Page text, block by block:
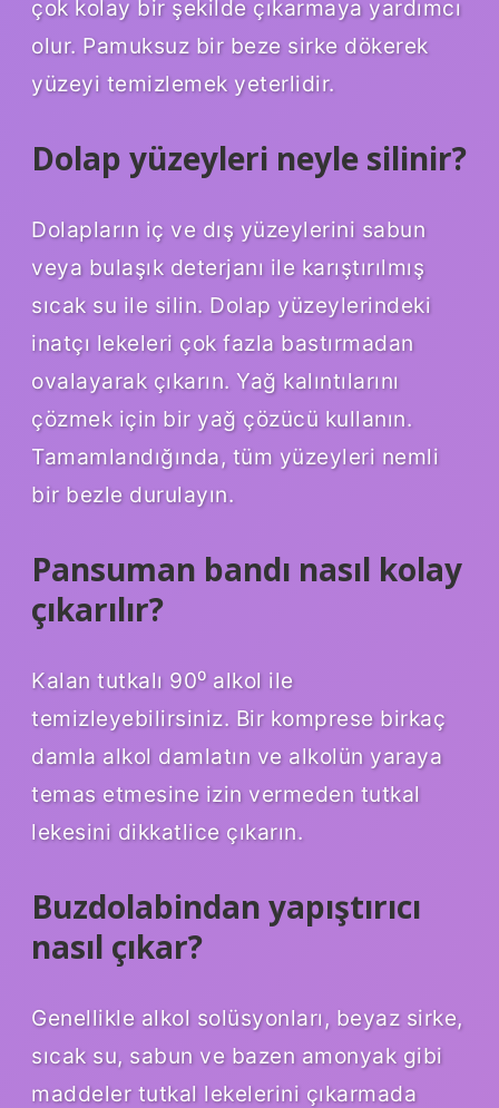
çok kolay bir şekilde çıkarmaya yardımcı
olur. Pamuksuz bir beze sirke dökerek
yüzeyi temizlemek yeterlidir.
Dolap yüzeyleri neyle silinir?
Dolapların iç ve dış yüzeylerini sabun
veya bulaşık deterjanı ile karıştırılmış
sıcak su ile silin. Dolap yüzeylerindeki
inatçı lekeleri çok fazla bastırmadan
ovalayarak çıkarın. Yağ kalıntılarını
çözmek için bir yağ çözücü kullanın.
Tamamlandığında, tüm yüzeyleri nemli
bir bezle durulayın.
Pansuman bandı nasıl kolay
çıkarılır?
Kalan tutkalı 90⁰ alkol ile
temizleyebilirsiniz. Bir komprese birkaç
damla alkol damlatın ve alkolün yaraya
temas etmesine izin vermeden tutkal
lekesini dikkatlice çıkarın.
Buzdolabindan yapıştırıcı
nasıl çıkar?
Genellikle alkol solüsyonları, beyaz sirke,
sıcak su, sabun ve bazen amonyak gibi
maddeler tutkal lekelerini çıkarmada